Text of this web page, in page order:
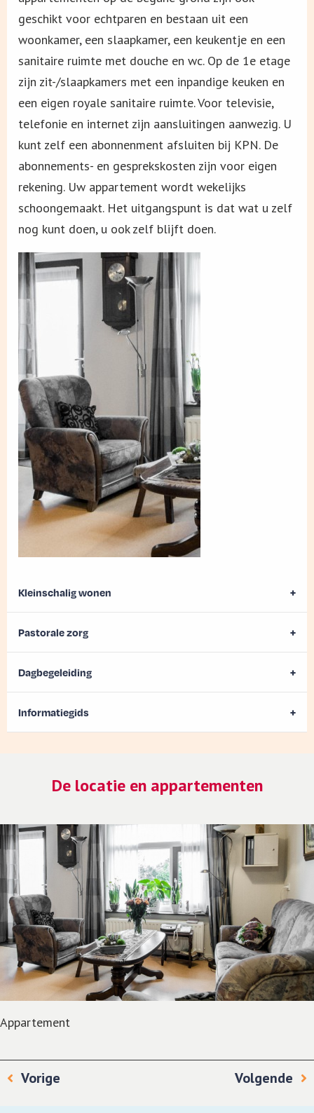
geschikt voor echtparen en bestaan uit een
woonkamer, een slaapkamer, een keukentje en een
sanitaire ruimte met douche en wc. Op de 1e etage
zijn zit-/slaapkamers met een inpandige keuken en
een eigen royale sanitaire ruimte. Voor televisie,
telefonie en internet zijn aansluitingen aanwezig. U
kunt zelf een abonnenment afsluiten bij KPN. De
abonnements- en gesprekskosten zijn voor eigen
rekening. Uw appartement wordt wekelijks
schoongemaakt. Het uitgangspunt is dat wat u zelf
nog kunt doen, u ook zelf blijft doen.
Kleinschalig wonen
Pastorale zorg
Dagbegeleiding
Informatiegids
De locatie en appartementen
Appartement
Vorige Volgende